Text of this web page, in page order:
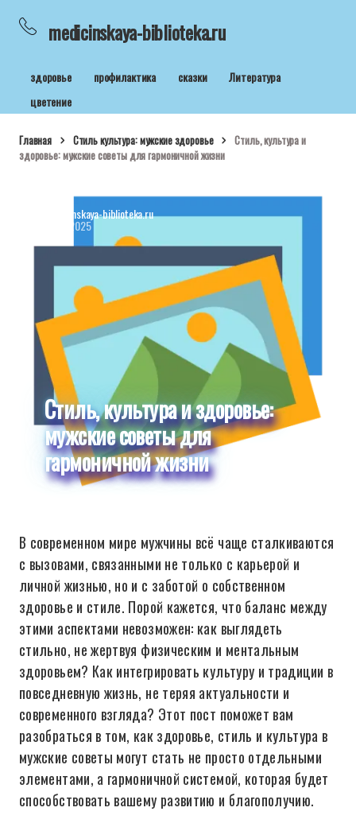
medicinskaya-biblioteka.ru
здоровье профилактика сказки
Литература
цветение
Главная Стиль культура: мужские здоровье
Стиль, культура и
здоровье: мужские советы для гармоничной жизни
medicinskaya-biblioteka.ru
13-11-2025
Стиль, культура и здоровье:
мужские советы для
гармоничной жизни
В современном мире мужчины всё чаще сталкиваются
с вызовами, связанными не только с карьерой и
личной жизнью, но и с заботой о собственном
здоровье и стиле. Порой кажется, что баланс между
этими аспектами невозможен: как выглядеть
стильно, не жертвуя физическим и ментальным
здоровьем? Как интегрировать культуру и традиции в
повседневную жизнь, не теряя актуальности и
современного взгляда? Этот пост поможет вам
разобраться в том, как здоровье, стиль и культура в
мужские советы могут стать не просто отдельными
элементами, а гармоничной системой, которая будет
способствовать вашему развитию и благополучию.